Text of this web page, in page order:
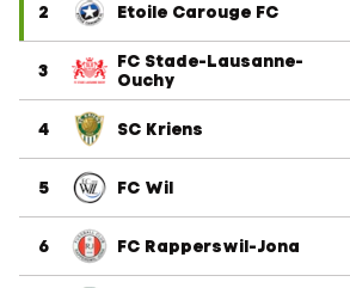
2 Etoile Carouge FC
3
FC Stade-Lausanne-
Ouchy
4 SC Kriens
5 FC Wil
6 FC Rapperswil-Jona